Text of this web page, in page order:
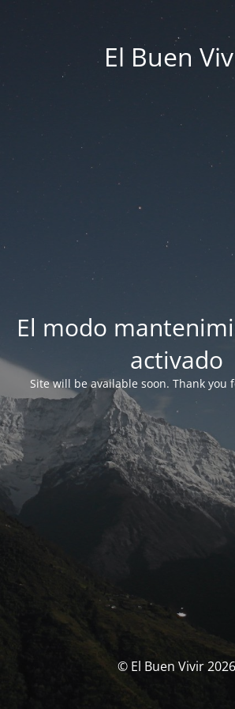
El Buen
El modo
activado
Site will be available soon. Thank you
© El Buen Vivir 2026